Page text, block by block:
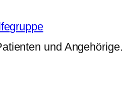
und Angehörige.